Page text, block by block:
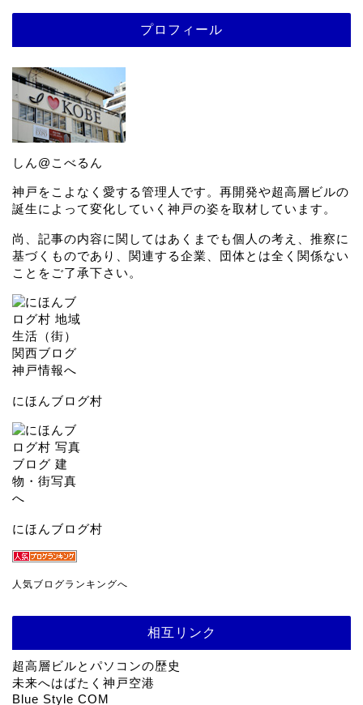
プロフィール
しん@こべるん
神戸をこよなく愛する管理人です。再開発や超高層ビルの
誕生によって変化していく神戸の姿を取材しています。
尚、記事の内容に関してはあくまでも個人の考え、推察に
基づくものであり、関連する企業、団体とは全く関係ない
ことをご了承下さい。
にほんブログ村
にほんブログ村
人気ブログランキングへ
相互リンク
超高層ビルとパソコンの歴史
未来へはばたく神戸空港
Blue Style COM